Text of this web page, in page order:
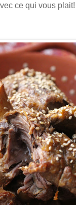
ce qui vous plait!